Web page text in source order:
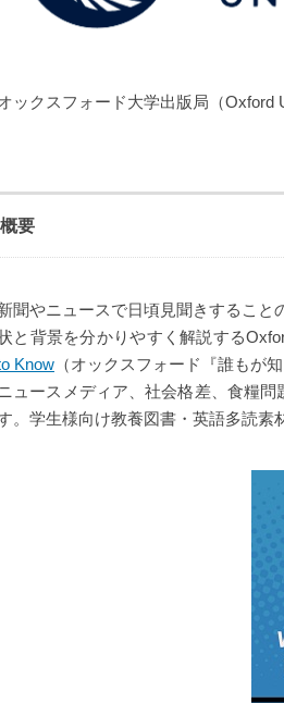
ックスフォード大学出版局（Oxford
概要
聞やニュースで日頃見聞きすること
と背景を分かりやすく解説する
Know （オックスフォード『誰もが
ュースメディア、社会格差、食糧
。学生様向け教養図書・英語多読素